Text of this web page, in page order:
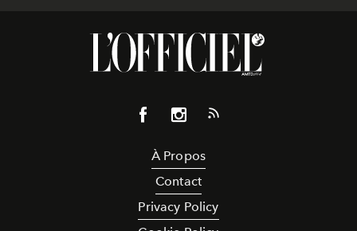
À Propos
Contact
Privacy Policy